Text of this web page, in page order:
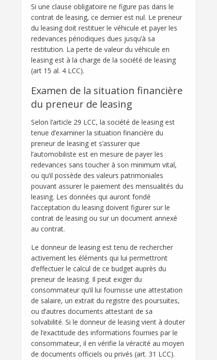
Si une clause obligatoire ne figure pas dans le
contrat de leasing, ce dernier est nul. Le preneur
du leasing doit restituer le véhicule et payer les
redevances périodiques dues jusqu’à sa
restitution. La perte de valeur du véhicule en
leasing est à la charge de la société de leasing
(art 15 al. 4 LCC).
Examen de la situation financière
du preneur de leasing
Selon l’article 29 LCC, la société de leasing est
tenue d’examiner la situation financière du
preneur de leasing et s’assurer que
l’automobiliste est en mesure de payer les
redevances sans toucher à son minimum vital,
ou qu’il possède des valeurs patrimoniales
pouvant assurer le paiement des mensualités du
leasing. Les données qui auront fondé
l’acceptation du leasing doivent figurer sur le
contrat de leasing ou sur un document annexé
au contrat.
Le donneur de leasing est tenu de rechercher
activement les éléments qui lui permettront
d’effectuer le calcul de ce budget auprès du
preneur de leasing. Il peut exiger du
consommateur qu’il lui fournisse une attestation
de salaire, un extrait du registre des poursuites,
ou d’autres documents attestant de sa
solvabilité. Si le donneur de leasing vient à douter
de l’exactitude des informations fournies par le
consommateur, il en vérifie la véracité au moyen
de documents officiels ou privés (art. 31 LCC).